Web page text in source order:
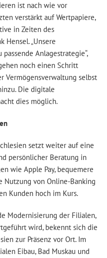
ist nach wie vor
verstärkt auf Wertpapiere,
in Zeiten des
Hensel. „Unsere
Anlagestrategie“,
noch einen Schritt
Vermögensverwaltung selbst
Die digitale
dies möglich.
setzt weiter auf eine
persönlicher Beratung in
wie Apple Pay, bequemere
Nutzung von Online-Banking
Kunden hoch im Kurs.
Modernisierung der Filialen,
wird, bekennt sich die
zur Präsenz vor Ort. Im
Eibau, Bad Muskau und